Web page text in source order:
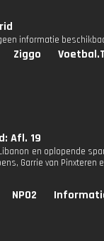
informatie
Ziggo
Afl. 19
en oplopende
Garrie van Pinxteren
NPO2